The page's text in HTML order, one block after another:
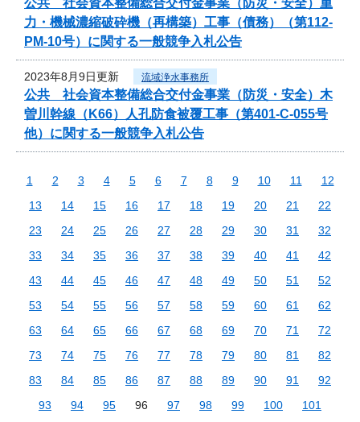
力・機械濃縮破砕機（再構築）工事（債務）（第112-
PM-10号）に関する一般競争入札公告
2023年8月9日更新 流域浄水事務所
公共 社会資本整備総合交付金事業（防災・安全）木
曽川幹線（K66）人孔防食被覆工事（第401-C-055号
他）に関する一般競争入札公告
1 2 3 4 5 6 7 8 9 10 11
12
13
14 15 16 17 18 19 20 21
22
23
24 25 26 27 28 29 30 31
32
33
34 35 36 37 38 39 40 41
42
43
44 45 46 47 48 49 50 51
52
53
54 55 56 57 58 59 60 61
62
63
64 65 66 67 68 69 70 71
72
73
74 75 76 77 78 79 80 81
82
83
84 85 86 87 88 89 90 91
92
93
94 95 96 97 98 99 100
101